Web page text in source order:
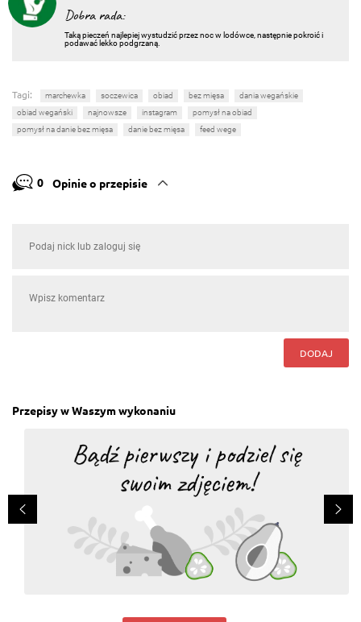
Dobra rada:
Taką pieczeń najlepiej wystudzić przez noc w lodówce, następnie pokroić i
podawać lekko podgrzaną.
Tagi: marchewka soczewica obiad bez mięsa
dania wegańskie
obiad wegański
najnowsze instagram
pomysł na obiad
pomysł na danie bez mięsa
danie bez mięsa feed wege
0 Opinie o przepisie
DODAJ
Przepisy w Waszym wykonaniu